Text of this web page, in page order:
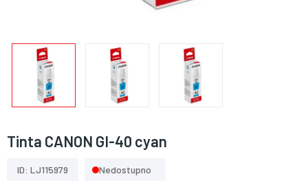
Tinta CANON GI-40 cyan
ID: LJ115979 Nedostupno